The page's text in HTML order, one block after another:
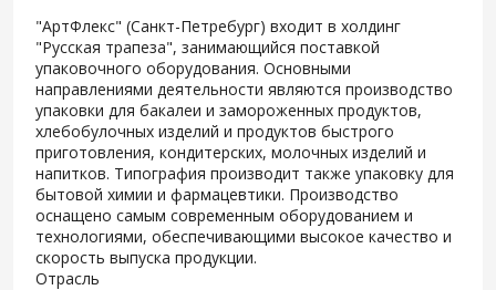
"АртФлекс" (Санкт-Петребург) входит в холдинг
"Русская трапеза", занимающийся поставкой
упаковочного оборудования. Основными
направлениями деятельности являются производство
упаковки для бакалеи и замороженных продуктов,
хлебобулочных изделий и продуктов быстрого
приготовления, кондитерских, молочных изделий и
напитков. Типография производит также упаковку для
бытовой химии и фармацевтики. Производство
оснащено самым современным оборудованием и
технологиями, обеспечивающими высокое качество и
скорость выпуска продукции.
Отрасль